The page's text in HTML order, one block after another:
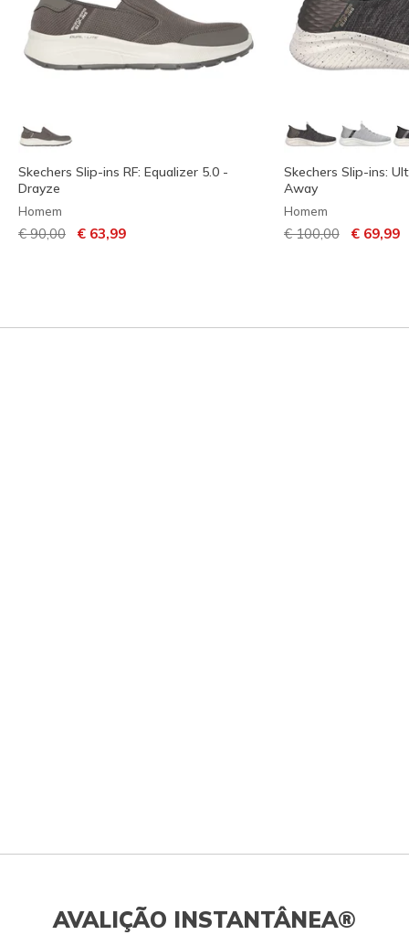
Skechers Slip-ins RF: Equalizer 5.0 -
Drayze
Homem
Preço com desconto de
€ 90,00 para
€ 63,99
Skechers Slip-ins:
Away
Homem
Preço com
€ 100,00para
€ 69,99
AVALIÇÃO INSTANTÂNEA®